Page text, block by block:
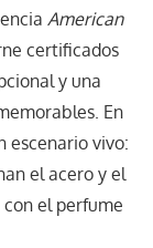
American
certificados
y una
En
escenario vivo:
el acero y el
el perfume